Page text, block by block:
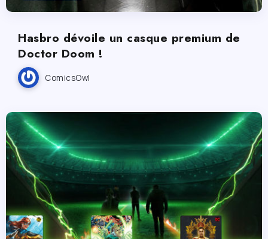
Hasbro dévoile un casque premium de
Doctor Doom !
ComicsOwl